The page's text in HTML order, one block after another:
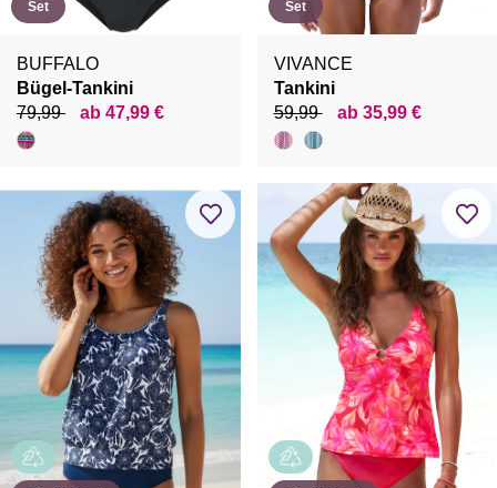
Set
BUFFALO
Bügel-Tankini
79,99
ab 47,99 €
Set
VIVANCE
Tankini
59,99
ab 35,99 €